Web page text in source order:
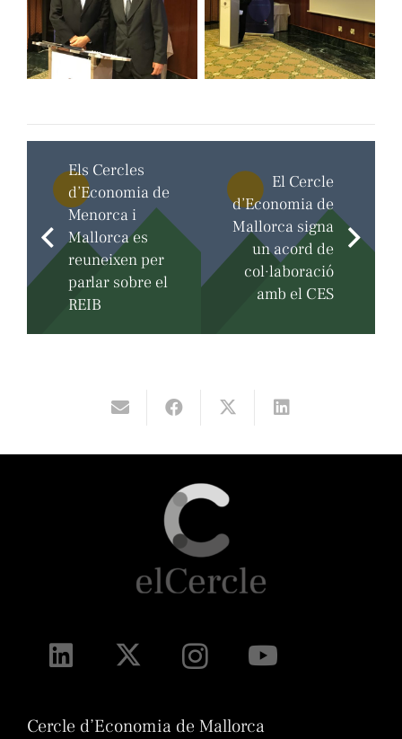
Els Cercles
d’Economia de
Menorca i
Mallorca es
reuneixen per
parlar sobre el
REIB
El Cercle
d’Economia de
Mallorca signa
un acord de
col·laboració
amb el CES
Cercle d’Economia de Mallorca